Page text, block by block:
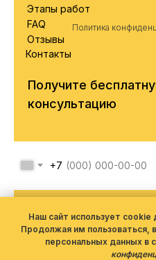
Политика
Этапы работ
FAQ
Отзывы
Получите
консультацию
+7
персональных данных
политики
Контакты
Наш сайт использует cookie
Продолжая им пользоваться,
персональных данных в